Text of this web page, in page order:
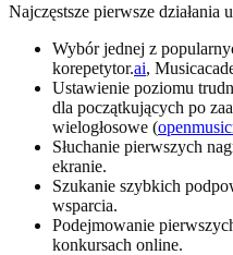
Najczęstsze pierwsze działania
Wybór jednej z
korepetytor.ai,
Ustawienie poziomu
dla początkujących po
wielogłosowe (
Słuchanie pierwszych
ekranie.
Szukanie szybkich
wsparcia.
Podejmowanie
konkursach online.